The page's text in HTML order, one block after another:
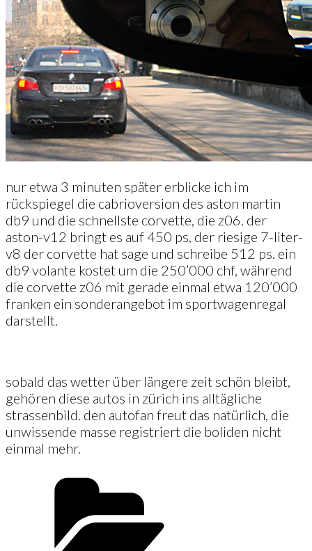
nur etwa 3 minuten später erblicke ich im
rückspiegel die cabrioversion des aston martin
db9 und die schnellste corvette, die z06. der
aston-v12 bringt es auf 450 ps, der riesige 7-liter-
v8 der corvette hat sage und schreibe 512 ps. ein
db9 volante kostet um die 250’000 chf, während
die corvette z06 mit gerade einmal etwa 120’000
franken ein sonderangebot im sportwagenregal
darstellt.
sobald das wetter über längere zeit schön bleibt,
gehören diese autos in zürich ins alltägliche
strassenbild. den autofan freut das natürlich, die
unwissende masse registriert die boliden nicht
einmal mehr.